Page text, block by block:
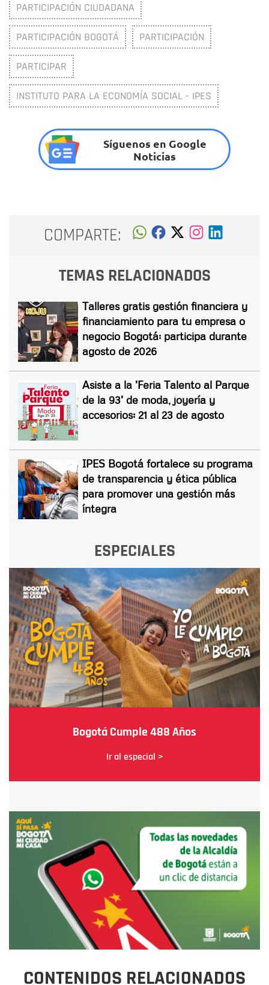
PARTICIPACIÓN CIUDADANA
PARTICIPACIÓN BOGOTÁ PARTICIPACIÓN
PARTICIPAR
INSTITUTO PARA LA ECONOMÍA SOCIAL - IPES
Síguenos en Google
Noticias
COMPARTE:
TEMAS RELACIONADOS
Talleres gratis gestión financiera y
financiamiento para tu empresa o
negocio Bogotá: participa durante
agosto de 2026
Asiste a la 'Feria Talento al Parque
de la 93' de moda, joyería y
accesorios: 21 al 23 de agosto
IPES Bogotá fortalece su programa
de transparencia y ética pública
para promover una gestión más
íntegra
ESPECIALES
Bogotá Cumple 488 Años
Ir al especial >
CONTENIDOS RELACIONADOS